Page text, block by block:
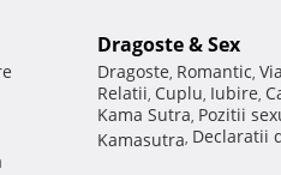
Dragoste & Sex
Dragoste, Romantic,
Relatii, Cuplu, Iubire,
Kama Sutra, Pozitii
Kamasutra, Declaratii